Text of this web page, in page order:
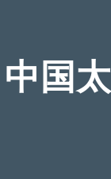
国